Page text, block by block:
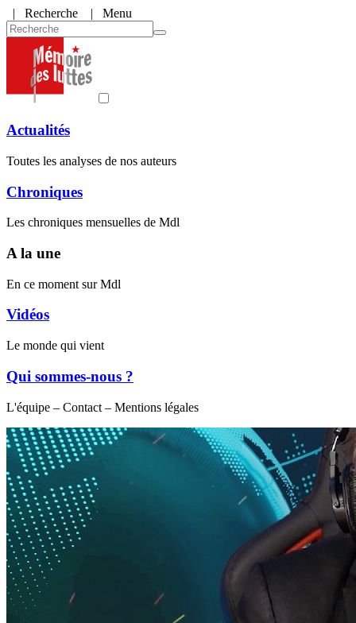
| Recherche | Menu
Actualités
Toutes les analyses de nos auteurs
Chroniques
Les chroniques mensuelles de Mdl
A la une
En ce moment sur Mdl
Vidéos
Le monde qui vient
Qui sommes-nous ?
L'équipe – Contact – Mentions légales